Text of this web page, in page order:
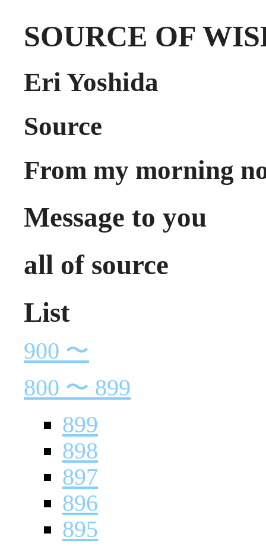
SOURCE OF
Eri Yoshida
Source
From my morning
Message to you
all of source
List
900 〜
800 〜 899
899
898
897
896
895